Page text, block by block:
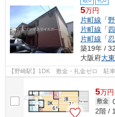
5万円
片町線 「
片町線 「
片町線 「
築19年 /
大阪府大
【野崎駅】1DK 敷金・礼金ゼロ 駐車
5万円
敷金
2階 /